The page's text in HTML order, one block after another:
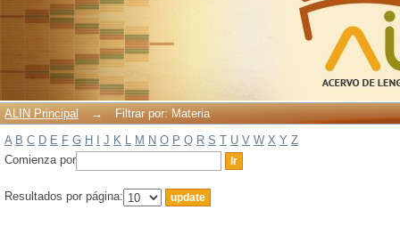
ALIN Principal →
Filtrar por: Materia
A B C D E F G H J K L M N O P Q R S T U V W X Y Z
Comienza por
Resultados por página: